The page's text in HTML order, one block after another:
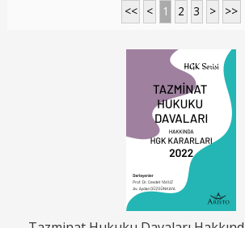
<< < 1 2 3 > >>